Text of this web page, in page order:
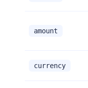
amount
currency